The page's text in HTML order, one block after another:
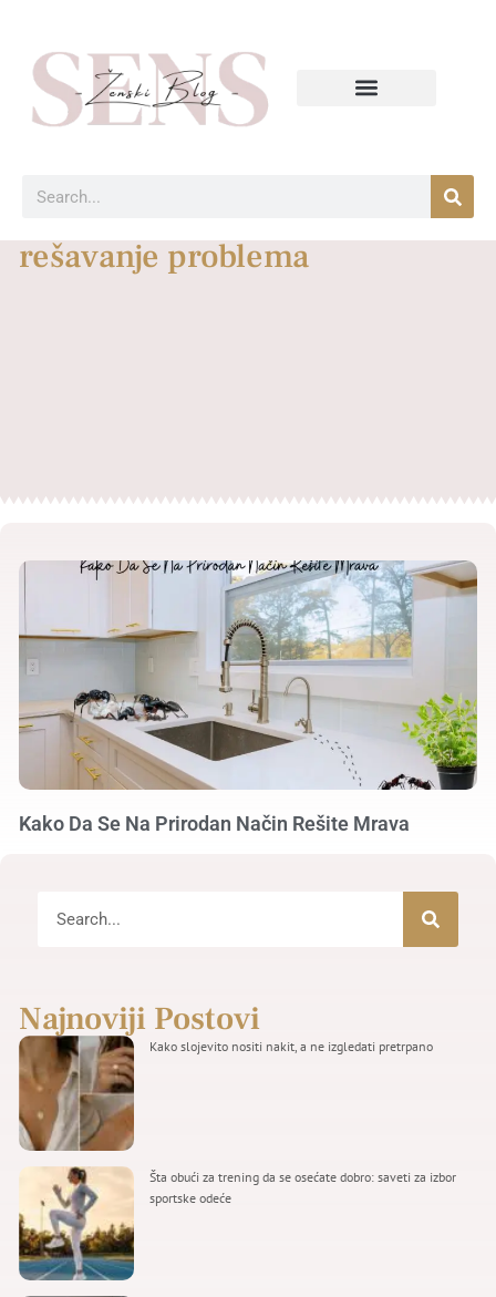
rešavanje problema
Kako Da Se Na Prirodan Način Rešite Mrava
Najnoviji Postovi
Kako slojevito nositi nakit, a ne izgledati pretrpano
Šta obući za trening da se osećate dobro: saveti za izbor
sportske odeće